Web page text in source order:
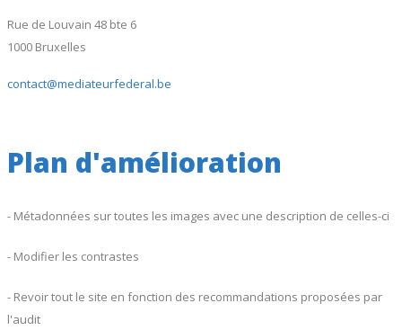
Rue de Louvain 48 bte 6
1000 Bruxelles
contact@mediateurfederal.be
Plan d'amélioration
- Métadonnées sur toutes les images avec une description de celles-ci
- Modifier les contrastes
- Revoir tout le site en fonction des recommandations proposées par
l'audit